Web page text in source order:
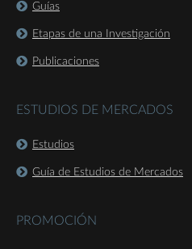
Guías
Etapas de una Investigación
Publicaciones
ESTUDIOS DE MERCADOS
Estudios
Guía de Estudios de Mercados
PROMOCIÓN